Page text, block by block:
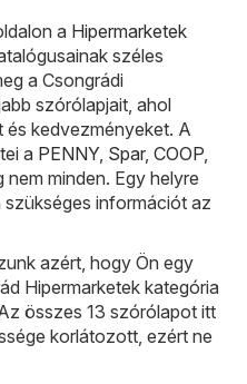
a Hipermarketek
széles
a Csongrádi
szórólapjait, ahol
és kedvezményeket. A
a PENNY, Spar, COOP,
nem minden. Egy helyre
információt az
azért, hogy Ön egy
Hipermarketek kategória
összes 13 szórólapot itt
korlátozott, ezért ne